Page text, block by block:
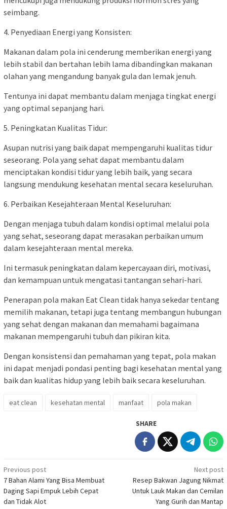
seimbang.
4. Penyediaan Energi yang Konsisten:
Makanan dalam pola ini cenderung memberikan energi yang
lebih stabil dan bertahan lebih lama dibandingkan makanan
olahan yang mengandung banyak gula dan lemak jenuh.
Tentunya ini dapat membantu dalam menjaga tingkat energi
yang optimal sepanjang hari.
5. Peningkatan Kualitas Tidur:
Asupan nutrisi yang baik dapat mempengaruhi kualitas tidur
seseorang. Pola yang sehat dapat membantu dalam
menciptakan kondisi tidur yang lebih baik, yang secara
langsung mendukung kesehatan mental secara keseluruhan.
6. Perbaikan Kesejahteraan Mental Keseluruhan:
Dengan menjaga tubuh dalam kondisi optimal melalui pola
yang sehat, seseorang dapat merasakan perbaikan umum
dalam kesejahteraan mental mereka.
Ini termasuk peningkatan dalam kepercayaan diri, motivasi,
dan kemampuan untuk mengatasi tantangan sehari-hari.
Penerapan pola makan Eat Clean tidak hanya sekedar tentang
memilih makanan, tetapi juga tentang membangun hubungan
yang sehat dengan makanan dan memahami bagaimana
makanan mempengaruhi tubuh dan pikiran kita.
Dengan konsistensi dan pemahaman yang tepat, pola makan
ini dapat menjadi pondasi penting bagi kesehatan mental yang
baik dan kualitas hidup yang lebih baik secara keseluruhan.
eat clean kesehatan mental manfaat pola makan
SHARE
Post
navigation
Previous post
7 Bahan Alami Yang Bisa Membuat
Daging Sapi Empuk Lebih Cepat
dan Tidak Alot
Next post
Resep Bakwan Jagung Nikmat
Untuk Lauk Makan dan Cemilan
Yang Gurih dan Mantap